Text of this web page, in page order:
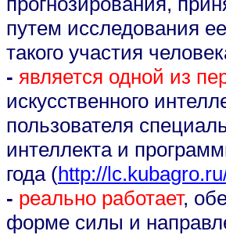
путем исследования
такого участия
- является одной из
искусственного
пользователя
интеллекта и
года (http://
- реально работает,
форме силы и